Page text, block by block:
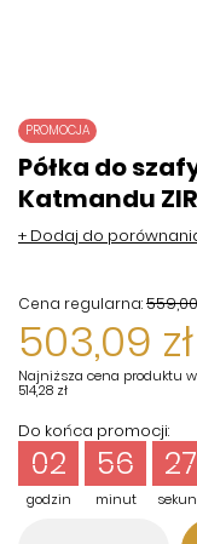
PROMOCJA
Półka do
Katmandu
+ Dodaj do
Cena regularna:
503,09 zł
Najniższa cena produktu
514,28 zł
Do końca promocji:
godzin
02
minut
56 27